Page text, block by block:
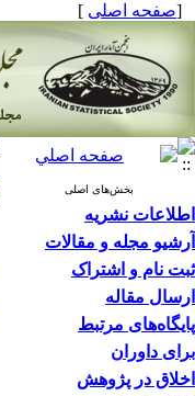
[صفحه اصلی ]
بخش‌های اصلی
اطلاعات نشریه
آرشیو مجله و مقالات
ثبت نام و اشتراک
ارسال مقاله
پایگاه‌های مرتبط
برای داوران
اخلاق در پژوهش